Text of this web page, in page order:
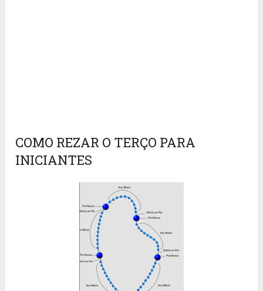
COMO REZAR O TERÇO PARA
INICIANTES